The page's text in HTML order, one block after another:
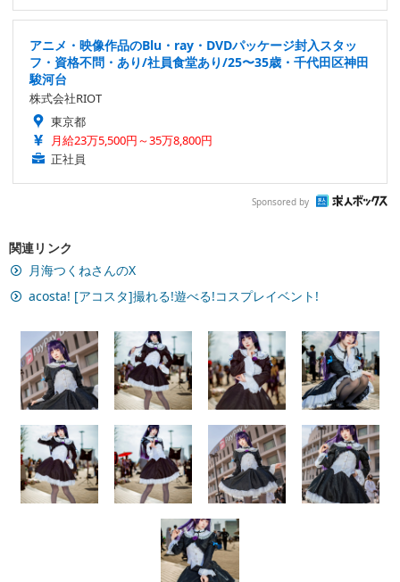
アニメ・映像作品のBlu・ray・DVDパッケージ封入スタッ
フ・資格不問・あり/社員食堂あり/25〜35歳・千代田区神田
駿河台
株式会社RIOT
東京都
月給23万5,500円～35万8,800円
正社員
Sponsored by
関連リンク
月海つくねさんのX
acosta! [アコスタ]撮れる!遊べる!コスプレイベント!